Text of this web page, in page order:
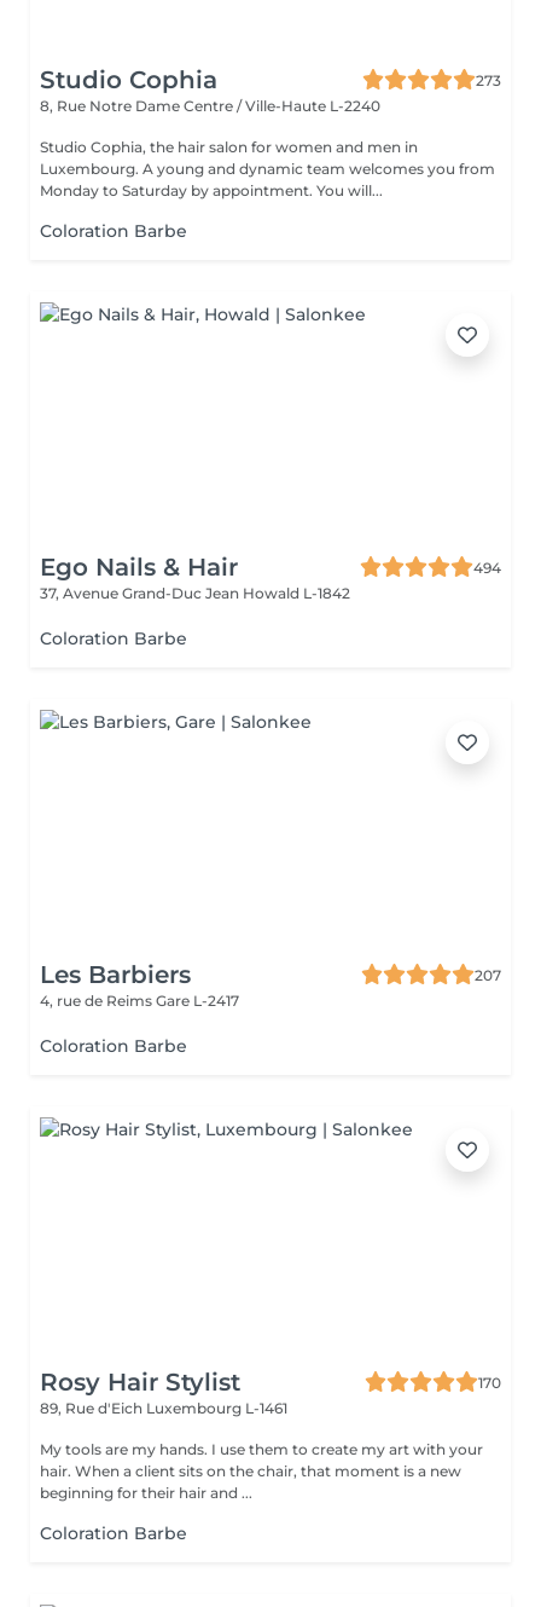
Studio Cophia
273
8, Rue Notre Dame Centre / Ville-Haute L-2240
Studio Cophia, the hair salon for women and men in
Luxembourg. A young and dynamic team welcomes you from
Monday to Saturday by appointment. You will...
Coloration Barbe
Ego Nails & Hair
494
37, Avenue Grand-Duc Jean Howald L-1842
Coloration Barbe
Les Barbiers
207
4, rue de Reims Gare L-2417
Coloration Barbe
Rosy Hair Stylist
170
89, Rue d'Eich Luxembourg L-1461
My tools are my hands. I use them to create my art with your
hair. When a client sits on the chair, that moment is a new
beginning for their hair and ...
Coloration Barbe